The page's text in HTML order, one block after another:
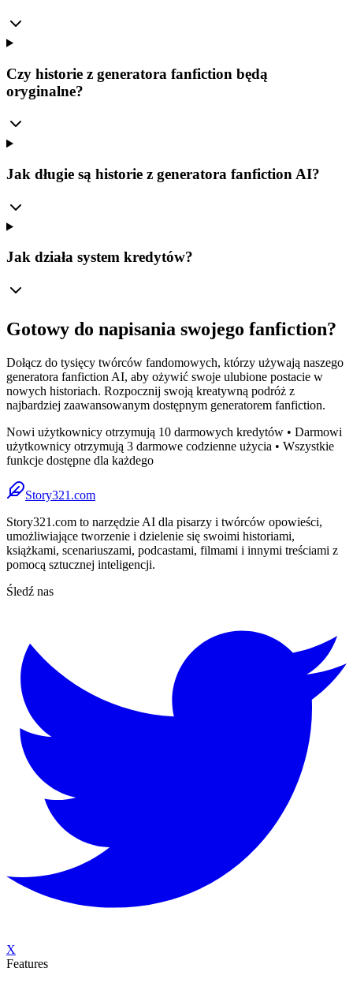
Czy historie z generatora fanfiction będą
oryginalne?
Jak długie są historie z generatora fanfiction AI?
Jak działa system kredytów?
Gotowy do napisania swojego fanfiction?
Dołącz do tysięcy twórców fandomowych, którzy używają naszego
generatora fanfiction AI, aby ożywić swoje ulubione postacie w
nowych historiach. Rozpocznij swoją kreatywną podróż z
najbardziej zaawansowanym dostępnym generatorem fanfiction.
Nowi użytkownicy otrzymują 10 darmowych kredytów • Darmowi
użytkownicy otrzymują 3 darmowe codzienne użycia • Wszystkie
funkcje dostępne dla każdego
Story321.com
Story321.com to narzędzie AI dla pisarzy i twórców opowieści,
umożliwiające tworzenie i dzielenie się swoimi historiami,
książkami, scenariuszami, podcastami, filmami i innymi treściami z
pomocą sztucznej inteligencji.
Śledź nas
X
Features